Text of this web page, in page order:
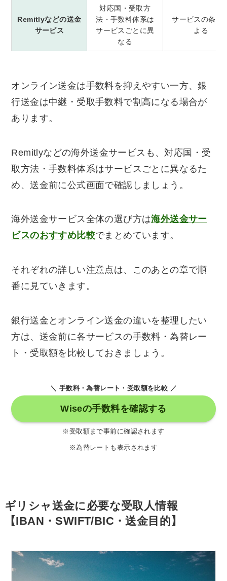
Remitlyなどの送金
サービス
対応国・受取方
法・手数料体系は
サービスごとに異
なる
サービスの条件
よる
オンライン送金は手数料を抑えやすい一方、銀
行送金は中継・受取手数料で割高になる場合が
あります。
Remitlyなどの海外送金サービスも、対応国・受
取方法・手数料体系はサービスごとに異なるた
め、送金前に公式画面で確認しましょう。
海外送金サービス全体の選び方は海外送金サー
ビスのおすすめ比較でまとめています。
それぞれの詳しい注意点は、このあとの章で順
番に見ていきます。
銀行送金とオンライン送金の違いを整理したい
方は、送金前に各サービスの手数料・為替レー
ト・受取額を比較しておきましょう。
＼ 手数料・為替レート・受取額を比較 ／
Wiseの手数料を確認する
※受取額まで事前に確認されます
※為替レートも表示されます
ギリシャ送金に必要な受取人情報
【IBAN・SWIFT/BIC・送金目的】